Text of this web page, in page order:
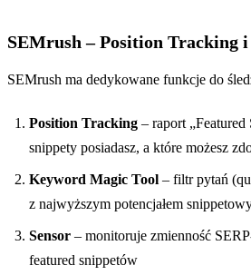
SEMrush – Position Tracking i
SEMrush ma dedykowane funkcje do
Position Tracking – raport
snippety posiadasz, a które możesz
Keyword Magic Tool – filtr pytań
z najwyższym potencjałem
Sensor – monitoruje zmienność
featured snippetów